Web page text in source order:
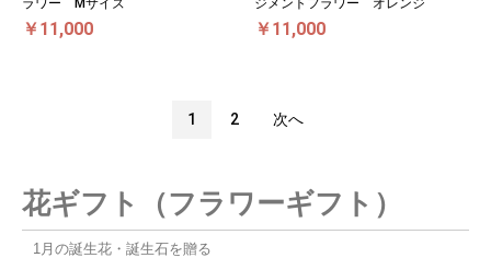
ラワー Mサイズ
￥11,000
ジメントフラワー オレンジ
￥11,000
1 2 次へ
花ギフト（フラワーギフト）
1月の誕生花・誕生石を贈る